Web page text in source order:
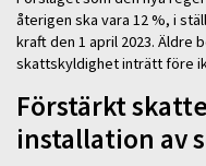
återigen ska vara 12 %, i
kraft den 1 april 2023. Äldre
skattskyldighet inträtt före
Förstärkt
installation av